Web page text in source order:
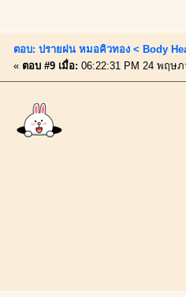
ตอบ: ปรายฝน หมอคิวทอง < Body
« ตอบ #9 เมื่อ: 06:22:31 PM 24 พฤษ